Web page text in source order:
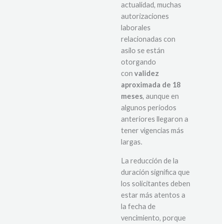
actualidad, muchas
autorizaciones
laborales
relacionadas con
asilo se están
otorgando
con validez
aproximada de 18
meses, aunque en
algunos periodos
anteriores llegaron a
tener vigencias más
largas.
La reducción de la
duración significa que
los solicitantes deben
estar más atentos a
la fecha de
vencimiento, porque